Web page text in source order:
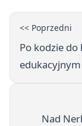
<< Poprzedni
Po kodzie do
Nad